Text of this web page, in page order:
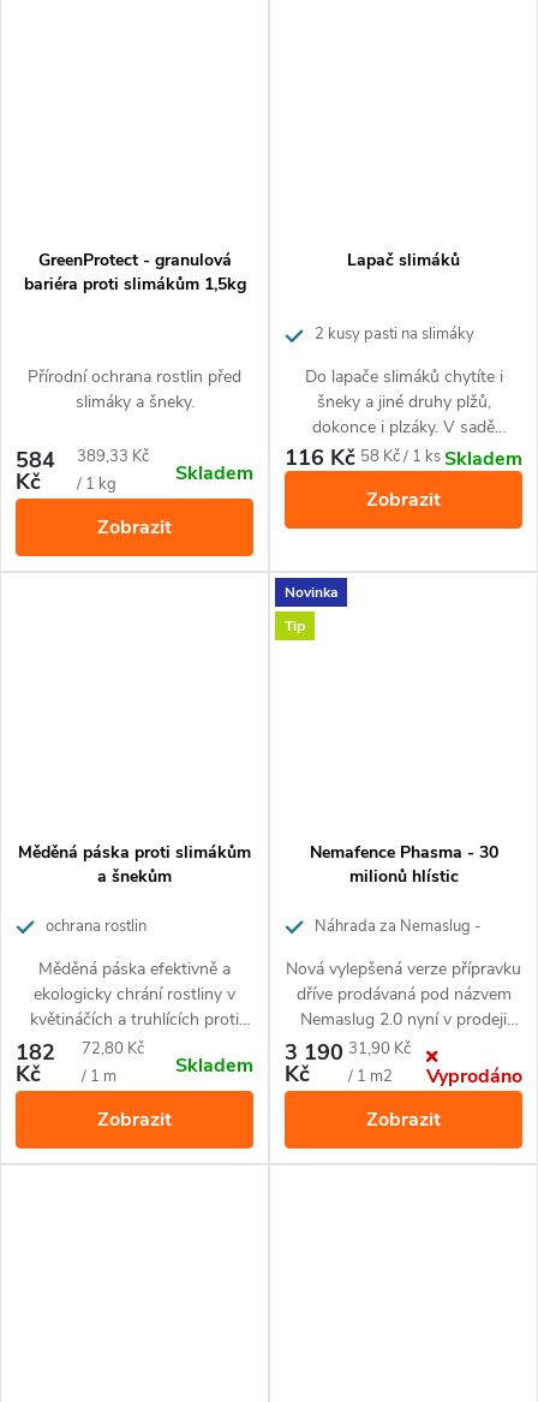
GreenProtect - granulová
bariéra proti slimákům 1,5kg
Přírodní ochrana rostlin před
slimáky a šneky.
584
Kč
Měrná
cena:
389,33 Kč
/ 1 kg
Skladem
Zobrazit
Lapač slimáků
2 kusy pasti na slimáky
Do lapače slimáků chytíte i
šneky a jiné druhy plžů,
dokonce i plzáky. V sadě
najdete 2 kusy pasti na slimáky.
Past se snadno aplikuje a i
manipulace s ní je snadná.
116 Kč Měrná
58 Kč / 1 ksSkladem
Zobrazit
Měděná páska proti slimákům
a šnekům
ochrana rostlin
Měděná páska efektivně a
ekologicky chrání rostliny v
květináčích a truhlících proti
slimákům a šnekům. Snadno se
aplikuje a je bezpečná pro děti a
domácí mazlíčky
182
Kč
Měrná
cena:
72,80 Kč
/ 1 m
Skladem
Zobrazit
Novinka
Tip
Nemafence Phasma - 30
milionů hlístic
Náhrada za Nemaslug -
Nová vylepšená verze přípravku
dříve prodávaná pod názvem
Nemaslug 2.0 nyní v prodeji
pod označením Nemafence
Phasma
®.
Biologický prostředek na bázi
živých organismů –
parazitických hlístic, které hubí
slimáky. Nemafence Phasma
obsahuje hlístice (BH)
3 190
Kč
Měrná
cena:
31,90 Kč
/ 1 m2
Vyprodáno
Zobrazit